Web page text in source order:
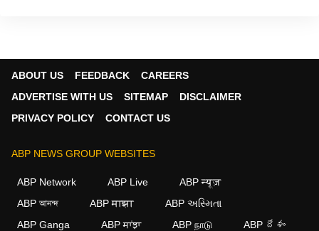
ABOUT US FEEDBACK
CAREERS
ADVERTISE WITH US
SITEMAP
DISCLAIMER
PRIVACY POLICY
CONTACT US
ABP NEWS GROUP WEBSITES
ABP Network ABP Live
ABP न्यूज़
ABP আনন্দ
ABP माझा
ABP અસ્મિતા
ABP Ganga
ABP ਸਾਂਝਾ ABP நாடு ABP దేశం